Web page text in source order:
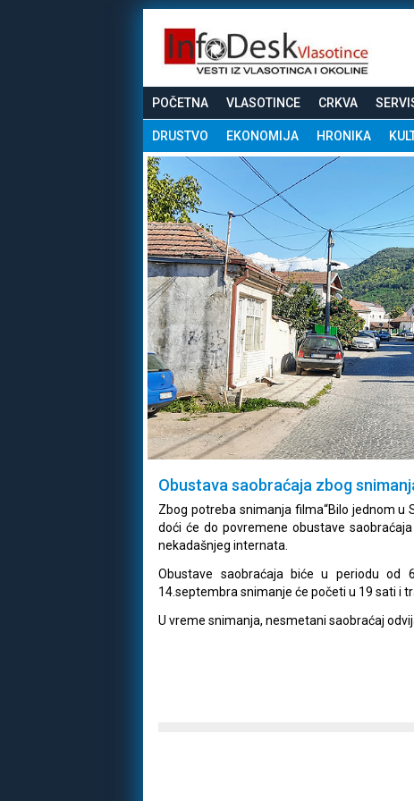
POČETNA VLASOTINCE CRKVA
DRUSTVO EKONOMIJA HRONIKA
Obustava saobraćaja zbog
Zbog potreba snimanja filma“Bilo jednom u
doći će do povremene obustave
nekadašnjeg internata.
Obustave saobraćaja biće u periodu
14.septembra snimanje će početi u 19 sati i
U vreme snimanja, nesmetani saobraćaj